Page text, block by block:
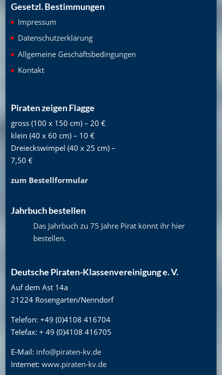
Gesetzl. Bestimmungen
Impressum
Datenschutzerklärung
Allgemeine Geschäftsbedingungen
Kontakt
Piraten zeigen Flagge
gross (100 x 150 cm) – 20 €
klein (40 x 60 cm) – 10 €
Dreieckswimpel (40 x 25 cm) –
7,50 €
zum Bestellformular
Jahrbuch bestellen
Das Jahrbuch zu 75 Jahre Pirat könnt ihr hier
bestellen.
Deutsche Piraten-Klassenvereinigung e. V.
Auf dem Ast 14a
21224 Rosengarten/Nenndorf
Telefon: +49 (0)4108 416704
Telefax: + 49 (0)4108 416705
E-Mail: info@piraten-kv.de
Internet: www.piraten-kv.de